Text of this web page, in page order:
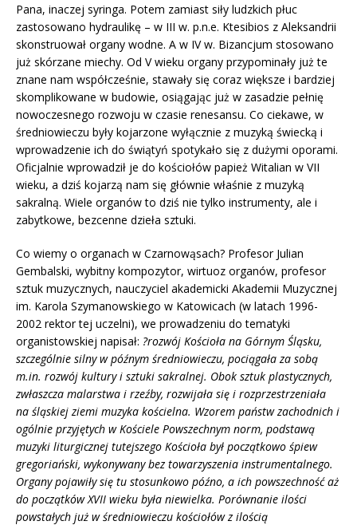
Pana, inaczej syringa. Potem zamiast siły ludzkich płuc
zastosowano hydraulikę – w III w. p.n.e. Ktesibios z Aleksandrii
skonstruował organy wodne. A w IV w. Bizancjum stosowano
już skórzane miechy. Od V wieku organy przypominały już te
znane nam współcześnie, stawały się coraz większe i bardziej
skomplikowane w budowie, osiągając już w zasadzie pełnię
nowoczesnego rozwoju w czasie renesansu. Co ciekawe, w
średniowieczu były kojarzone wyłącznie z muzyką świecką i
wprowadzenie ich do świątyń spotykało się z dużymi oporami.
Oficjalnie wprowadził je do kościołów papież Witalian w VII
wieku, a dziś kojarzą nam się głównie właśnie z muzyką
sakralną. Wiele organów to dziś nie tylko instrumenty, ale i
zabytkowe, bezcenne dzieła sztuki.
Co wiemy o organach w Czarnowąsach? Profesor Julian
Gembalski, wybitny kompozytor, wirtuoz organów, profesor
sztuk muzycznych, nauczyciel akademicki Akademii Muzycznej
im. Karola Szymanowskiego w Katowicach (w latach 1996-
2002 rektor tej uczelni), we prowadzeniu do tematyki
organistowskiej napisał: ?rozwój Kościoła na Górnym Śląsku,
szczególnie silny w późnym średniowieczu, pociągała za sobą
m.in. rozwój kultury i sztuki sakralnej. Obok sztuk plastycznych,
zwłaszcza malarstwa i rzeźby, rozwijała się i rozprzestrzeniała
na śląskiej ziemi muzyka kościelna. Wzorem państw zachodnich i
ogólnie przyjętych w Kościele Powszechnym norm, podstawą
muzyki liturgicznej tutejszego Kościoła był początkowo śpiew
gregoriański, wykonywany bez towarzyszenia instrumentalnego.
Organy pojawiły się tu stosunkowo późno, a ich powszechność aż
do początków XVII wieku była niewielka. Porównanie ilości
powstałych już w średniowieczu kościołów z ilością